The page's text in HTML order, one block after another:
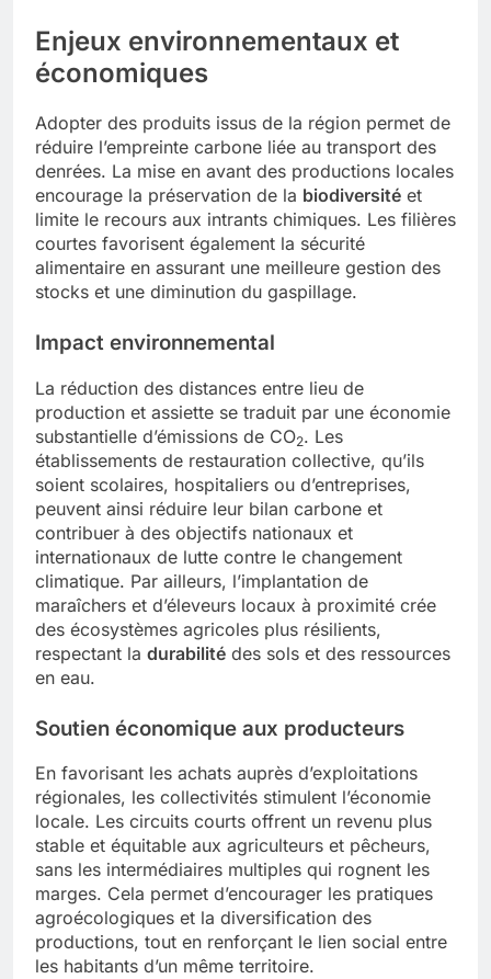
Enjeux environnementaux et
économiques
Adopter des produits issus de la région permet de
réduire l’empreinte carbone liée au transport des
denrées. La mise en avant des productions locales
encourage la préservation de la biodiversité et
limite le recours aux intrants chimiques. Les filières
courtes favorisent également la sécurité
alimentaire en assurant une meilleure gestion des
stocks et une diminution du gaspillage.
Impact environnemental
La réduction des distances entre lieu de
production et assiette se traduit par une économie
substantielle d’émissions de CO2. Les
établissements de restauration collective, qu’ils
soient scolaires, hospitaliers ou d’entreprises,
peuvent ainsi réduire leur bilan carbone et
contribuer à des objectifs nationaux et
internationaux de lutte contre le changement
climatique. Par ailleurs, l’implantation de
maraîchers et d’éleveurs locaux à proximité crée
des écosystèmes agricoles plus résilients,
respectant la durabilité des sols et des ressources
en eau.
Soutien économique aux producteurs
En favorisant les achats auprès d’exploitations
régionales, les collectivités stimulent l’économie
locale. Les circuits courts offrent un revenu plus
stable et équitable aux agriculteurs et pêcheurs,
sans les intermédiaires multiples qui rognent les
marges. Cela permet d’encourager les pratiques
agroécologiques et la diversification des
productions, tout en renforçant le lien social entre
les habitants d’un même territoire.